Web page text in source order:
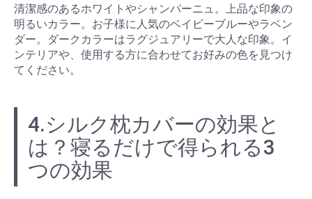
清潔感のあるホワイトやシャンパーニュ。上品な印象の
明るいカラー。お子様に人気のベイビーブルーやラベン
ダー。ダークカラーはラグジュアリーで大人な印象。イ
ンテリアや、使用する方に合わせてお好みの色を見つけ
てください。
4.シルク枕カバーの効果と
は？寝るだけで得られる3
つの効果